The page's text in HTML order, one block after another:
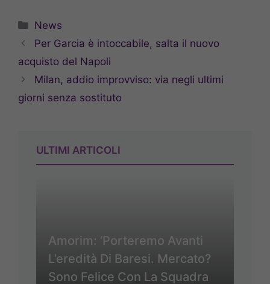
Categorie
News
Per Garcia è intoccabile, salta il nuovo
acquisto del Napoli
Milan, addio improvviso: via negli ultimi
giorni senza sostituto
ULTIMI ARTICOLI
Amorim: ‘Porteremo Avanti
L’eredità Di Baresi. Mercato?
Sono Felice Con La Squadra